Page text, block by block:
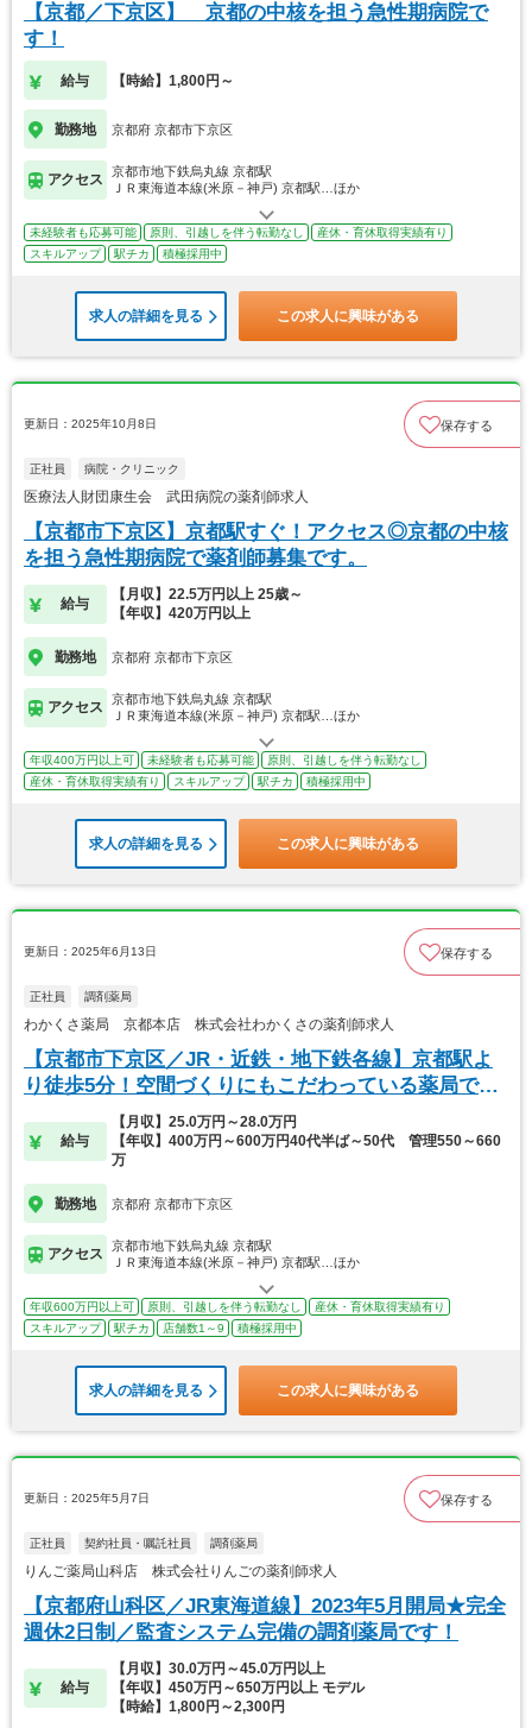
【京都／下京区】 京都の中核を担う急性期病院で
す！
給与 【時給】1,800円～
勤務地 京都府 京都市下京区
アクセス
京都市地下鉄烏丸線 京都駅
ＪＲ東海道本線(米原－神戸) 京都駅…ほか
未経験者も応募可能 原則、引越しを伴う転勤なし
産休・育休取得実績有り
スキルアップ
駅チカ 積極採用中
求人の詳細を見る この求人に興味がある
更新日：2025年10月8日 保存する
正社員 病院・クリニック
医療法人財団康生会 武田病院の薬剤師求人
【京都市下京区】京都駅すぐ！アクセス◎京都の中核
を担う急性期病院で薬剤師募集です。
給与
【月収】22.5万円以上 25歳～
【年収】420万円以上
勤務地 京都府 京都市下京区
アクセス
京都市地下鉄烏丸線 京都駅
ＪＲ東海道本線(米原－神戸) 京都駅…ほか
年収400万円以上可 未経験者も応募可能
原則、引越しを伴う転勤なし
産休・育休取得実績有り
スキルアップ 駅チカ 積極採用中
求人の詳細を見る この求人に興味がある
更新日：2025年6月13日 保存する
正社員 調剤薬局
わかくさ薬局 京都本店 株式会社わかくさの薬剤師求人
【京都市下京区／JR・近鉄・地下鉄各線】京都駅よ
り徒歩5分！空間づくりにもこだわっている薬局で
給与
【月収】25.0万円～28.0万円
【年収】400万円～600万円40代半ば～50代 管理550～660
万
勤務地 京都府 京都市下京区
アクセス
京都市地下鉄烏丸線 京都駅
ＪＲ東海道本線(米原－神戸) 京都駅…ほか
年収600万円以上可 原則、引越しを伴う転勤なし
産休・育休取得実績有り
スキルアップ
駅チカ 店舗数1～9 積極採用中
求人の詳細を見る この求人に興味がある
更新日：2025年5月7日 保存する
正社員 契約社員・嘱託社員 調剤薬局
りんご薬局山科店 株式会社りんごの薬剤師求人
【京都府山科区／JR東海道線】2023年5月開局★完全
週休2日制／監査システム完備の調剤薬局です！
給与
【月収】30.0万円～45.0万円以上
【年収】450万円～650万円以上 モデル
【時給】1,800円～2,300円